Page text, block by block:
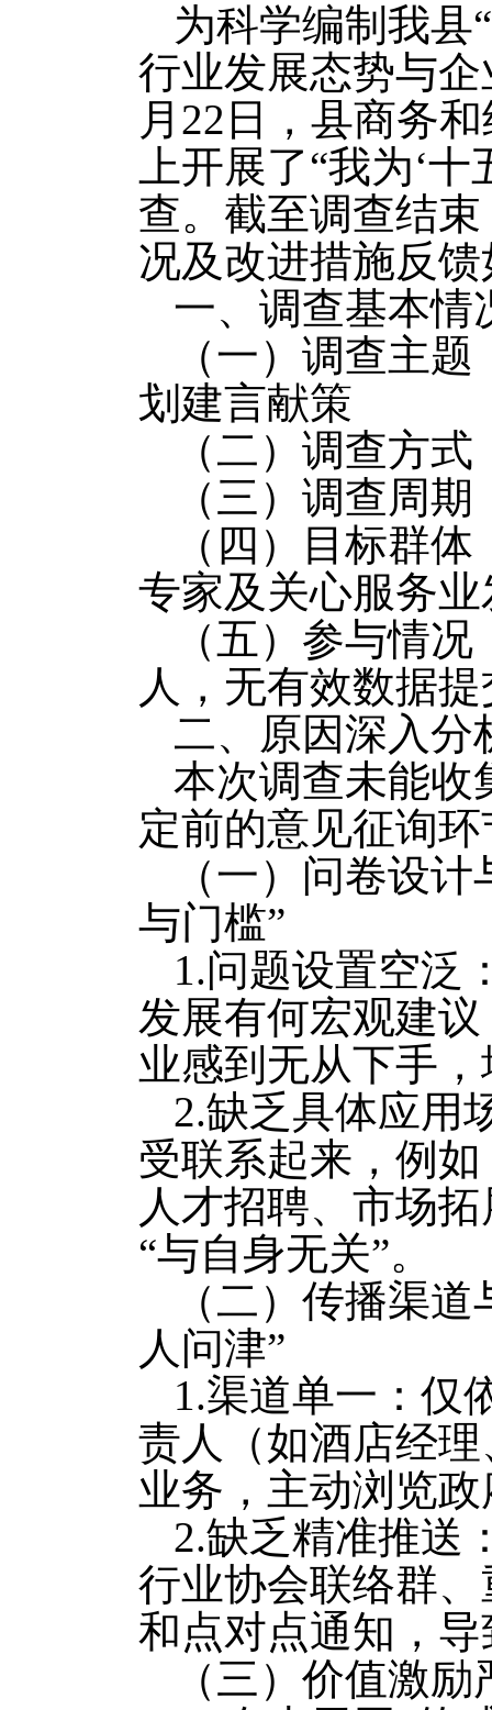
为科学编制我县
行业发展态势与企
月22日，县商务
上开展了“我为‘
查。截至调查结
况及改进措施反
一、调查基本情
（一）调查主
划建言献策
（二）调查方
（三）调查周
（四）目标群
专家及关心服务
（五）参与情
人，无有效数据
二、原因深入分
本次调查未能收
定前的意见征询
（一）问卷设
与门槛”
1.问题设置空泛
发展有何宏观建
业感到无从下手
2.缺乏具体应用
受联系起来，例
人才招聘、市场
“与自身无关”。
（二）传播渠
人问津”
1.渠道单一：仅
责人（如酒店经
业务，主动浏览
2.缺乏精准推送
行业协会联络群
和点对点通知，
（三）价值激